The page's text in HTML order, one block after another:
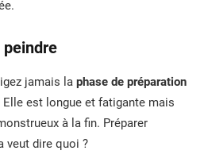
peindre
jamais la phase de préparation
est longue et fatigante mais
à la fin. Préparer
veut dire quoi ?